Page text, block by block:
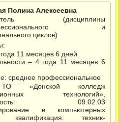
Полина Алексеевна
(дисциплины
и
циклов)
11 месяцев 6 дней
– 4 года 11 месяцев 6
среднее профессиональное
«Донской колледж
технологий»,
09.02.03
в компьютерных
квалификация: техник-